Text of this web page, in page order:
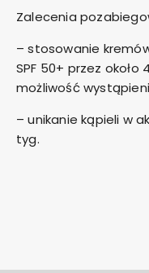
Zalecenia
– stosowanie
SPF 50+ przez
możliwość
– unikanie kąpieli w